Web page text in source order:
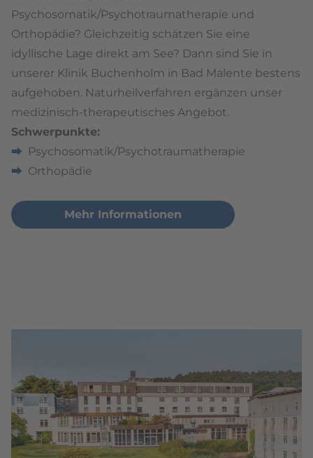
Psychosomatik/Psychotraumatherapie und
Orthopädie? Gleichzeitig schätzen Sie eine
idyllische Lage direkt am See? Dann sind Sie in
unserer Klinik Buchenholm in Bad Malente bestens
aufgehoben. Naturheilverfahren ergänzen unser
medizinisch-therapeutisches Angebot.
Schwerpunkte:
Psychosomatik/Psychotraumatherapie
Orthopädie
Mehr Informationen